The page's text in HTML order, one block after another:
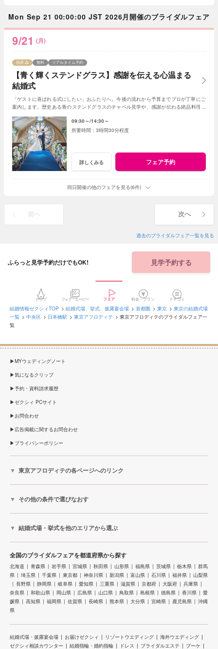
Mon Sep 21 00:00:00 JST 2026月開催のブライダルフェア
9/21 (月)
【青く輝くステンドグラス】感謝を伝える心温まる
結婚式
残席 無料 リアルタイム予約
「ゲストに喜ばれる式にしたい」おふたりへ。今後の流れから予算までプロが丁寧にご
案内します。歴史ある青のステンドグラスのチャペル見学や、感謝が伝わる絶品料理の
09:30～ 14:30～
3時間30分程度
詳しくみる フェア予約
同日開催の他のフェアを見る(6件)
前へ 次へ
過去のブライダルフェア一覧を見る
ふらっと見学予約だけでもOK! 見学予約する
トップ フォト・ムービー フェア 料金・プラン クチコミ
結婚情報ゼクシィTOP 結婚式場、挙式、披露宴会場 首都圏 東京
東京の結婚式場
一覧
中央区 日本橋駅 東京アフロディテ
東京アフロディテのブライダルフェア一
覧
MYウェディングノート
気になるクリップ
予約・資料請求履歴
ゼクシィ PCサイト
お問合わせ
広告掲載に関するお問合わせ
プライバシーポリシー
東京アフロディテの各ページへのリンク
その他の条件で選びなおす
結婚式場・挙式を他のエリアから選ぶ
全国のブライダルフェアを都道府県から探す
北海道 青森県 岩手県 宮城県 秋田県 山形県 福島県 茨城県 栃木県
群馬
県
埼玉県 千葉県 東京都 神奈川県 新潟県 富山県 石川県 福井県
山梨県
長野県
静岡県 岐阜県 愛知県 三重県 滋賀県 京都府 大阪府
兵庫県
奈良県
和歌山県 岡山県 広島県 山口県 鳥取県 島根県 徳島県 香川県
愛
媛県
高知県 福岡県 佐賀県 長崎県 熊本県 大分県 宮崎県 鹿児島県
沖縄
県
結婚式場・披露宴会場 お届けゼクシィ リゾートウエディング
海外ウエディング
ゼクシィ相談カウンター
結婚指輪・婚約指輪 ドレス ブライダルエステ ブーケ